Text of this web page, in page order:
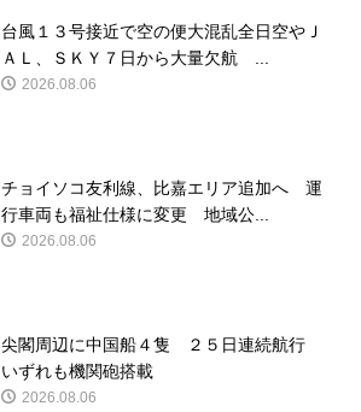
台風１３号接近で空の便大混乱全日空やＪ
ＡＬ、ＳＫＹ７日から大量欠航 ...
2026.08.06
チョイソコ友利線、比嘉エリア追加へ 運
行車両も福祉仕様に変更 地域公...
2026.08.06
尖閣周辺に中国船４隻 ２５日連続航行
いずれも機関砲搭載
2026.08.06